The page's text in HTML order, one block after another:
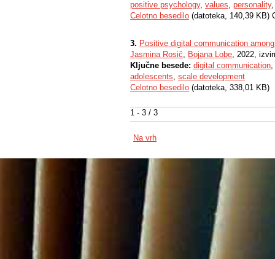
1 - 3 / 3
positive psychology, values, personality
Celotno besedilo (datoteka, 140,39 KB)
3. Positive digital communication
Jasmina Rosič, Bojana Lobe, 2022,
Ključne besede: digital communication,
adolescents, scale development
Celotno besedilo (datoteka, 338,01 KB)
Na vrh